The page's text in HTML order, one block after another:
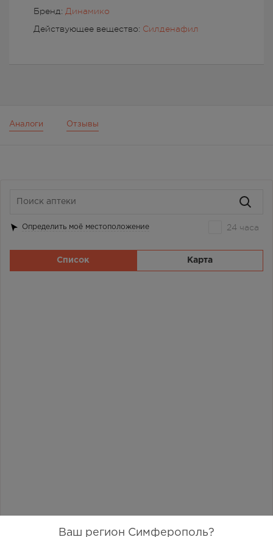
Ваш регион Симферополь?
Бренд: Динамико
Действующее вещество: Силденафил
Аналоги Отзывы
Определить моё местоположение 24 часа
Список Карта